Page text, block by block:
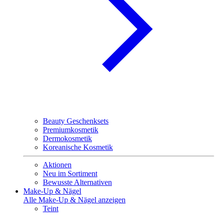
Beauty Geschenksets
Premiumkosmetik
Dermokosmetik
Koreanische Kosmetik
Aktionen
Neu im Sortiment
Bewusste Alternativen
Make-Up & Nägel
Alle Make-Up & Nägel anzeigen
Teint